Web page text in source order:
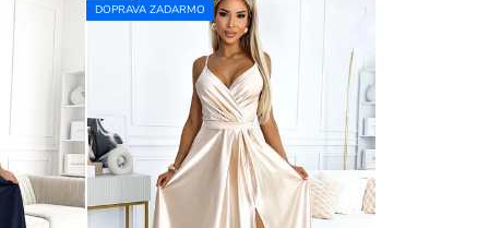
DOPRAVA ZADARMO